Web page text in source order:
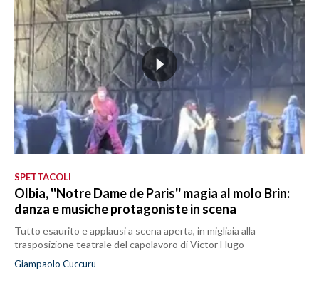
SPETTACOLI
Olbia, ''Notre Dame de Paris'' magia al molo Brin:
danza e musiche protagoniste in scena
Tutto esaurito e applausi a scena aperta, in migliaia alla
trasposizione teatrale del capolavoro di Victor Hugo
Giampaolo Cuccuru